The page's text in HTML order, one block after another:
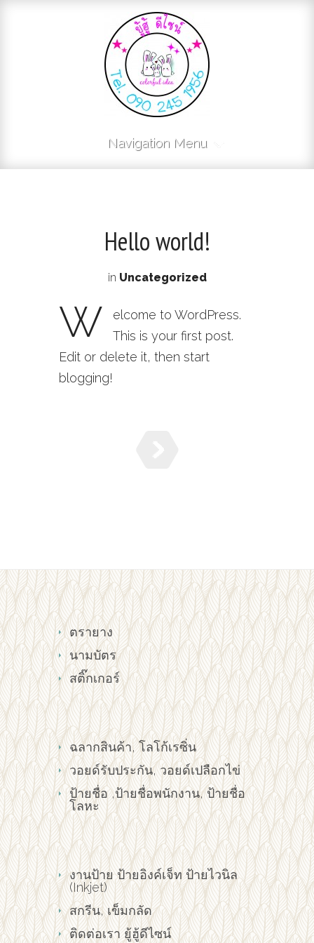
Navigation Menu
Hello world!
in Uncategorized
W
elcome to WordPress.
This is your first post.
Edit or delete it, then start
blogging!
ตรายาง
นามบัตร
สติ๊กเกอร์
ฉลากสินค้า, โลโก้เรซิ่น
วอยด์รับประกัน, วอยด์เปลือกไข่
ป้ายชื่อ ,ป้ายชื่อพนักงาน, ป้ายชื่อ
โลหะ
งานป้าย ป้ายอิงค์เจ็ท ป้ายไวนิล
(Inkjet)
สกรีน, เข็มกลัด
ติดต่อเรา ยู้ฮู้ดีไซน์